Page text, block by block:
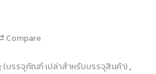
Compare
(บรรจุภัณฑ์ เปล่าสำหรับบรรจุสินค้า),